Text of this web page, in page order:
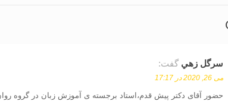
سرگل زهي گفت:
می 26, 2020 در 17:17
حضور آقای دکتر پیش قدم،استاد برجسته ی آموزش زبان در گروه